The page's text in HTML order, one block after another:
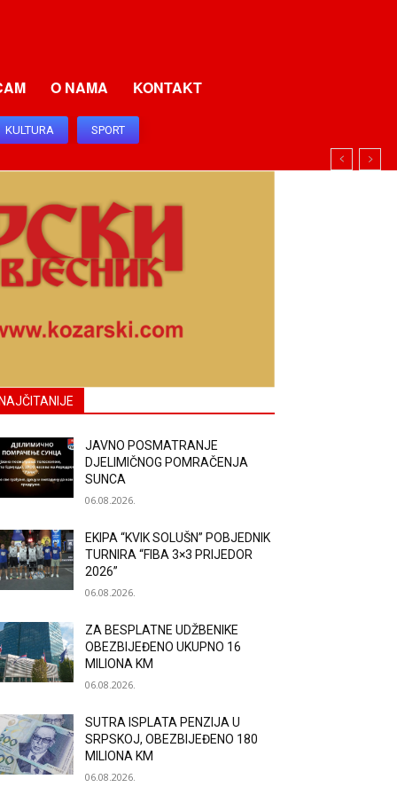
O NAMA KONTAKT
KULTURA SPORT
NAJČITANIJE
JAVNO POSMATRANJE
DJELIMIČNOG POMRAČENJA
SUNCA
06.08.2026.
EKIPA “KVIK SOLUŠN” POBJEDNIK
TURNIRA “FIBA 3×3 PRIJEDOR
2026”
06.08.2026.
ZA BESPLATNE UDŽBENIKE
OBEZBIJEĐENO UKUPNO 16
MILIONA KM
06.08.2026.
SUTRA ISPLATA PENZIJA U
SRPSKOJ, OBEZBIJEĐENO 180
MILIONA KM
06.08.2026.